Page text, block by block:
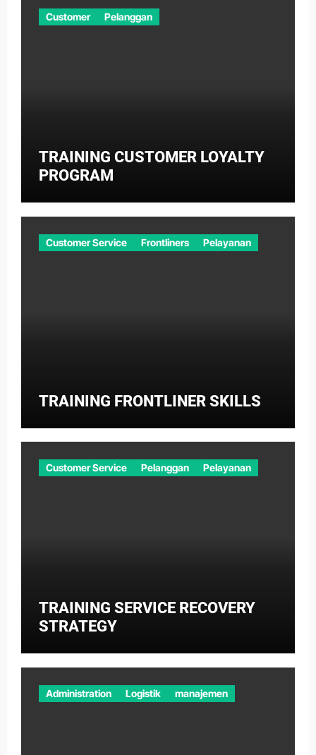
Customer Pelanggan
TRAINING CUSTOMER LOYALTY
PROGRAM
Customer Service Frontliners Pelayanan
TRAINING FRONTLINER SKILLS
Customer Service Pelanggan Pelayanan
TRAINING SERVICE RECOVERY
STRATEGY
Administration Logistik manajemen